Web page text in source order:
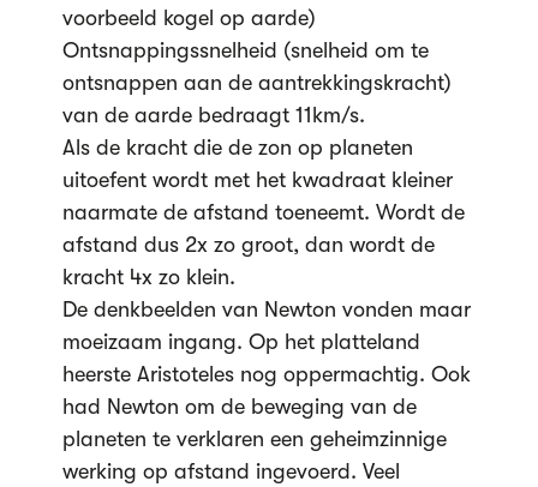
voorbeeld kogel op aarde)
Ontsnappingssnelheid (snelheid om te
ontsnappen aan de aantrekkingskracht)
van de aarde bedraagt 11km/s.
Als de kracht die de zon op planeten
uitoefent wordt met het kwadraat kleiner
naarmate de afstand toeneemt. Wordt de
afstand dus 2x zo groot, dan wordt de
kracht 4x zo klein.
De denkbeelden van Newton vonden maar
moeizaam ingang. Op het platteland
heerste Aristoteles nog oppermachtig. Ook
had Newton om de beweging van de
planeten te verklaren een geheimzinnige
werking op afstand ingevoerd. Veel